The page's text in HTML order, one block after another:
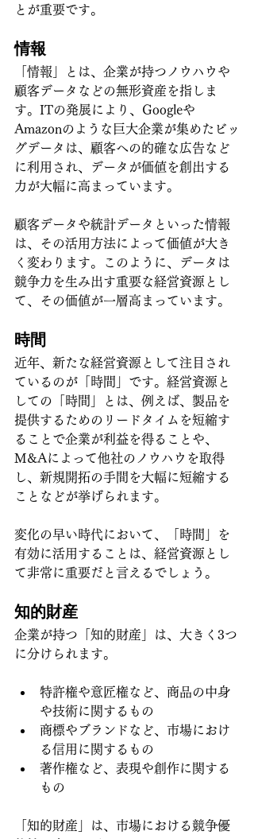
とが重要です。
情報
「情報」とは、企業が持つノウハウや
顧客データなどの無形資産を指しま
す。ITの発展により、Googleや
Amazonのような巨大企業が集めたビッ
グデータは、顧客への的確な広告など
に利用され、データが価値を創出する
力が大幅に高まっています。
顧客データや統計データといった情報
は、その活用方法によって価値が大き
く変わります。このように、データは
競争力を生み出す重要な経営資源とし
て、その価値が一層高まっています。
時間
近年、新たな経営資源として注目され
ているのが「時間」です。経営資源と
しての「時間」とは、例えば、製品を
提供するためのリードタイムを短縮す
ることで企業が利益を得ることや、
M&Aによって他社のノウハウを取得
し、新規開拓の手間を大幅に短縮する
ことなどが挙げられます。
変化の早い時代において、「時間」を
有効に活用することは、経営資源とし
て非常に重要だと言えるでしょう。
知的財産
企業が持つ「知的財産」は、大きく3つ
に分けられます。
特許権や意匠権など、商品の中身
や技術に関するもの
商標やブランドなど、市場におけ
る信用に関するもの
著作権など、表現や創作に関する
もの
「知的財産」は、市場における競争優